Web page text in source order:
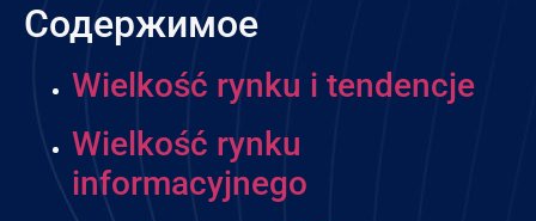
Содержимое
Wielkość rynku i tendencje
Wielkość rynku
informacyjnego